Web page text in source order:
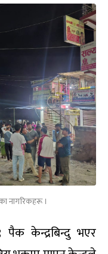
नागरिकहरू ।
केन्द्रबिन्दु भएर